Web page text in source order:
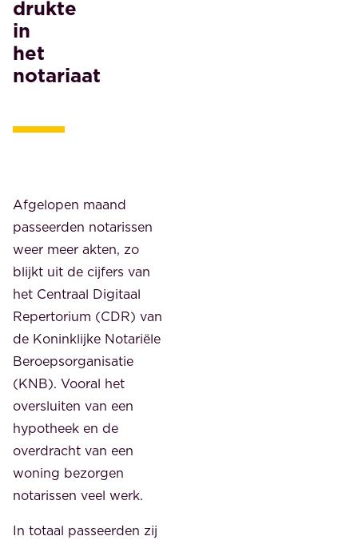
drukte
in
het
notariaat
Afgelopen maand
passeerden notarissen
weer meer akten, zo
blijkt uit de cijfers van
het Centraal Digitaal
Repertorium (CDR) van
de Koninklijke Notariële
Beroepsorganisatie
(KNB). Vooral het
oversluiten van een
hypotheek en de
overdracht van een
woning bezorgen
notarissen veel werk.
In totaal passeerden zij